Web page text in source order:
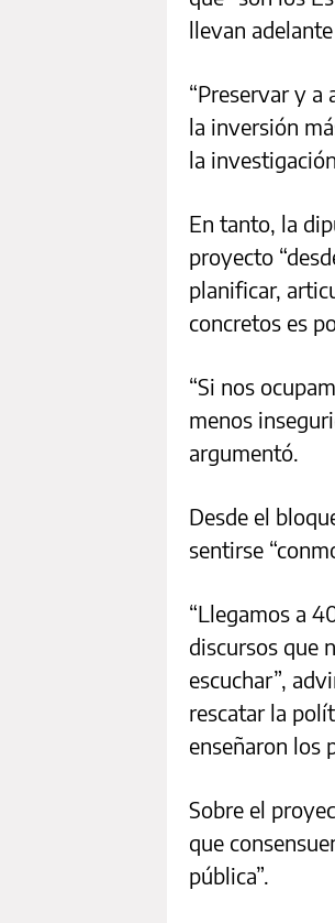
llevan
“Preservar y
la inversión
la
En tanto, la
proyecto
planificar,
concretos es
“Si nos
menos
argumentó.
Desde el
sentirse
“Llegamos a
discursos que
escuchar”,
rescatar la
enseñaron los
Sobre el
que
pública”.